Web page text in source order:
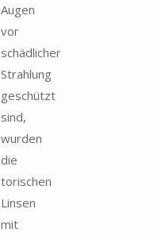
Augen
vor
schädlicher
Strahlung
geschützt
sind,
wurden
die
torischen
Linsen
mit